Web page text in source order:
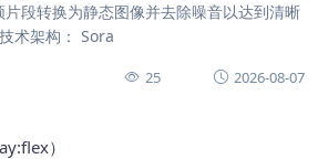
段转换为静态图像并去除噪音以达到清晰
术架构： Sora
25 2026-08-07
）